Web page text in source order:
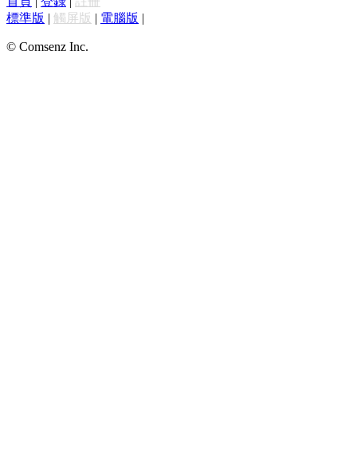
標準版 | 觸屏版 | 電腦版 |
© Comsenz Inc.